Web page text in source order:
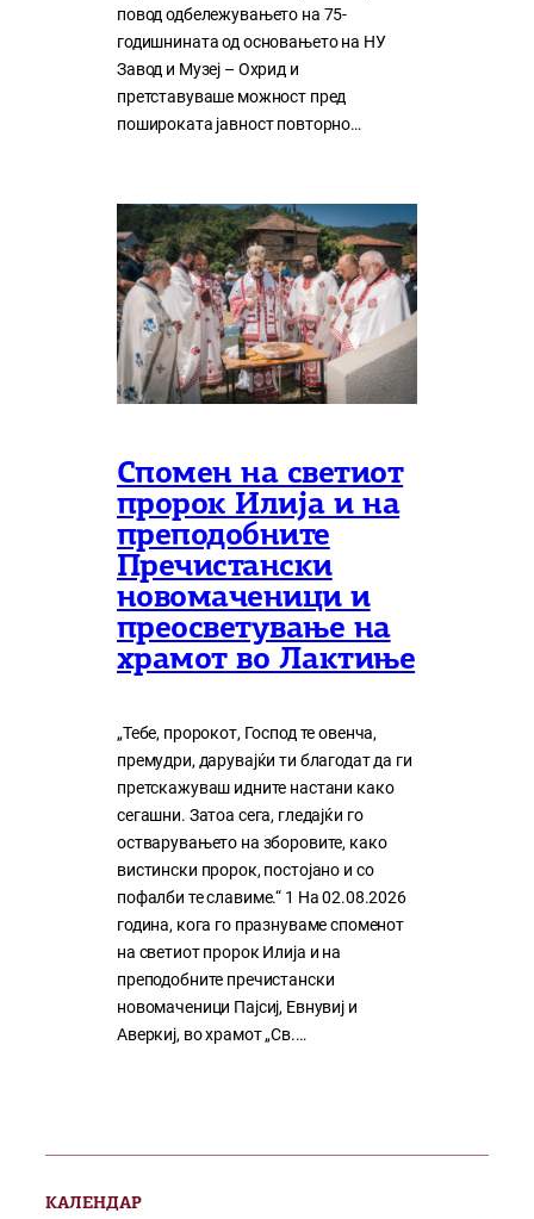
повод одбележувањето на 75-
годишнината од основањето на НУ
Завод и Музеј – Охрид и
претставуваше можност пред
пошироката јавност повторно…
Спомен на светиот
пророк Илија и на
преподобните
Пречистански
новомаченици и
преосветување на
храмот во Лактиње
„Тебе, пророкот, Господ те овенча,
премудри, дарувајќи ти благодат да ги
претскажуваш идните настани како
сегашни. Затоа сега, гледајќи го
остварувањето на зборовите, како
вистински пророк, постојано и со
пофалби те славиме.“ 1 На 02.08.2026
година, кога го празнуваме споменот
на светиот пророк Илија и на
преподобните пречистански
новомаченици Пајсиј, Евнувиј и
Аверкиј, во храмот „Св.…
КАЛЕНДАР